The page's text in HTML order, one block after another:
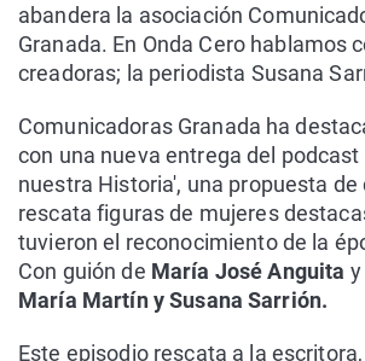
abandera la asociación
Granada. En Onda Cero hablamos
creadoras; la periodista Susana
Comunicadoras Granada ha
con una nueva entrega del
nuestra Historia', una propuesta de
rescata figuras de mujeres
tuvieron el reconocimiento de la
Con guión de María José Anguita
María Martín y Susana Sarrión.
Este episodio rescata a la